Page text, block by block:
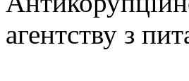
агентству з